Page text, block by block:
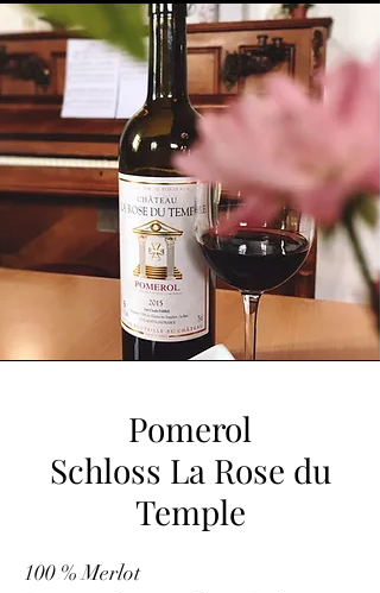
Pomerol
Schloss La Rose du
Temple
100 % Merlot